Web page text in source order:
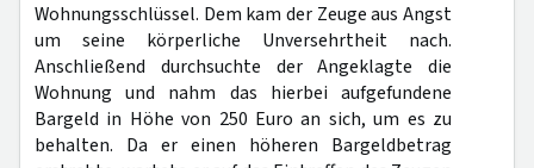
Wohnungsschlüssel. Dem kam der Zeuge aus Angst
um seine körperliche Unversehrtheit nach.
Anschließend durchsuchte der Angeklagte die
Wohnung und nahm das hierbei aufgefundene
Bargeld in Höhe von 250 Euro an sich, um es zu
behalten. Da er einen höheren Bargeldbetrag